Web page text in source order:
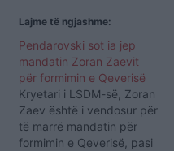
Lajme të ngjashme:
Pendarovski sot ia jep
mandatin Zoran Zaevit
për formimin e Qeverisë
Kryetari i LSDM-së, Zoran
Zaev është i vendosur për
të marrë mandatin për
formimin e Qeverisë, pasi